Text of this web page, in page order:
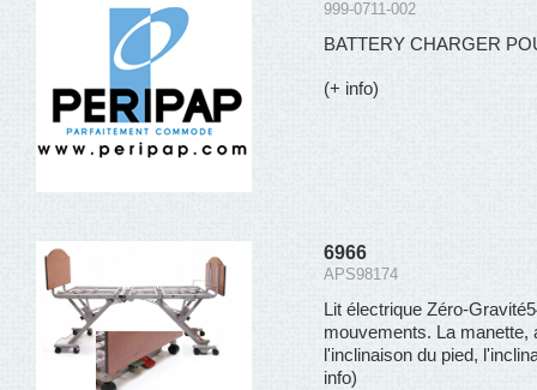
999-0711-002
BATTERY CHARGER
(+ info)
6966
APS98174
Lit électrique Zéro-
mouvements. La manette,
l'inclinaison du pied,
info)